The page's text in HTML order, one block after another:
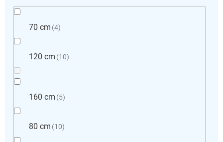
70 cm 4
120 cm 10
160 cm 5
80 cm 10